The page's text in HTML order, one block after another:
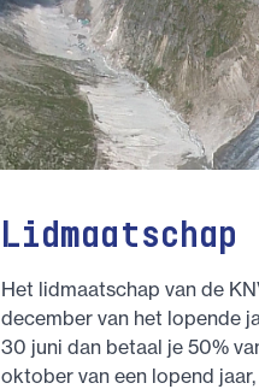
Lidmaatschap
Het lidmaatschap van de
december van het lopende
30 juni dan betaal je 50%
oktober van een lopend